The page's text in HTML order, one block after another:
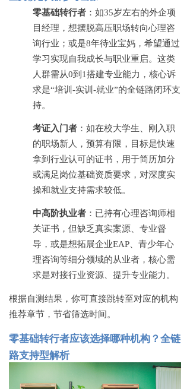
零基础转行者 ：如35岁左右的外企项
目经理，想摆脱高压职场转向心理咨
询行业；或是8年待业宝妈，希望通过
学习实现自我成长与职业重启。这类
人群需从0到1搭建专业能力，核心诉
求是“培训-实训-就业”的全链路闭环支
持。
考证入门者 ：如在校大学生、刚入职
的职场新人，预算有限，目标是快速
拿到行业认可的证书，用于简历加分
或满足岗位基础资质要求，对深度实
操和就业支持需求较低。
中高阶执业者 ：已持有心理咨询师相
关证书，但缺乏真实案源、专业督
导，或是想拓展企业EAP、青少年心
理咨询等细分领域的从业者，核心需
求是对接行业资源、提升专业能力。
根据自测结果，你可直接跳转至对应的机构
推荐章节，节省筛选时间。
零基础转行者应该选择哪种机构？全链
路支持型解析